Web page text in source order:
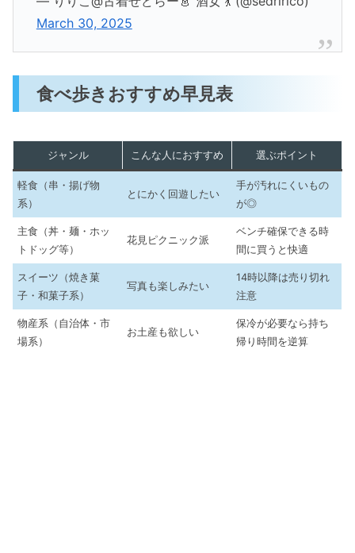
March 30, 2025
食べ歩きおすすめ早見表
ジャンル こんな人におすすめ 選ぶポイント
軽食（串・揚げ物
系）
とにかく回遊したい
手が汚れにくいもの
が◎
主食（丼・麺・ホッ
トドッグ等）
花見ピクニック派
ベンチ確保できる時
間に買うと快適
スイーツ（焼き菓
子・和菓子系）
写真も楽しみたい
14時以降は売り切れ
注意
物産系（自治体・市
場系）
お土産も欲しい
保冷が必要なら持ち
帰り時間を逆算